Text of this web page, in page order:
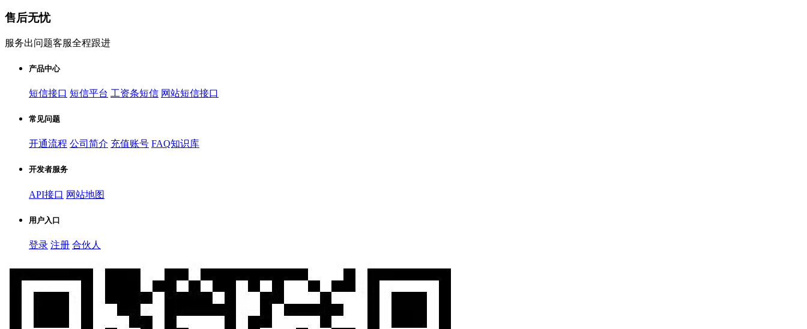
售后无忧
服务出问题客服全程跟进
产品中心
短信接口 短信平台 工资条短信 网站短信接口
常见问题
开通流程 公司简介 充值账号 FAQ知识库
开发者服务
API接口 网站地图
用户入口
登录 注册 合伙人